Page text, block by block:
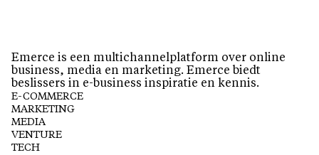
Emerce is een multichannelplatform over online
business, media en marketing. Emerce biedt
beslissers in e-business inspiratie en kennis.
E-COMMERCE
MARKETING
MEDIA
VENTURE
TECH